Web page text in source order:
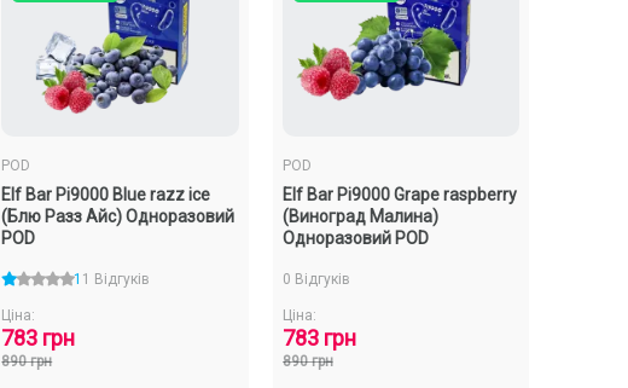
POD
Elf Bar Pi9000 Blue razz ice
(Блю Разз Айс) Одноразовий
POD
1 1 Відгуків
Ціна:
783 грн
890 грн
POD
Elf Bar Pi9000 Grape raspberry
(Виноград Малина)
Одноразовий POD
0 Відгуків
Ціна:
783 грн
890 грн